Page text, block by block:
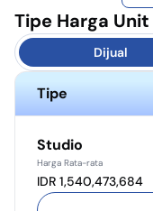
Tipe Harga Unit
Dijual
Tipe
Studio
Harga Rata-rata
IDR 1,540,473,684